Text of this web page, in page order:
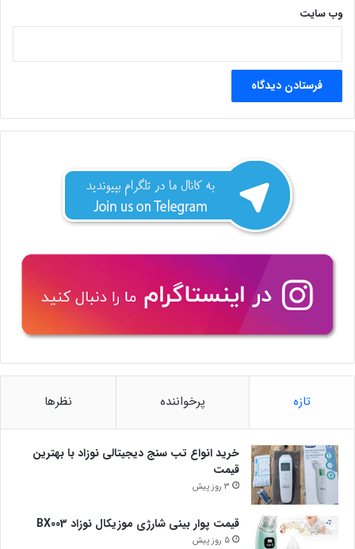
وب‌ سایت
تازه پرخواننده نظرها
خرید انواع تب سنج دیجیتالی نوزاد با بهترین
قیمت
3 روز پیش
قیمت پوار بینی شارژی موزیکال نوزاد BX003
5 روز پیش